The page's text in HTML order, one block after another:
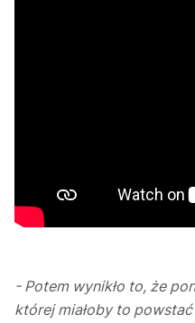
- Potem wynikło to, że
której miałoby to